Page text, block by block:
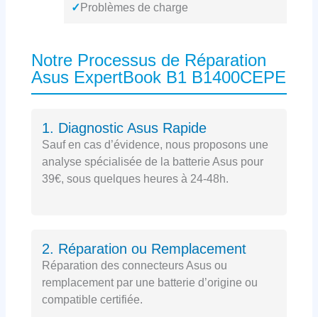
✓ Problèmes de charge
Notre Processus de Réparation
Asus ExpertBook B1 B1400CEPE
1. Diagnostic Asus Rapide
Sauf en cas d’évidence, nous proposons une
analyse spécialisée de la batterie Asus pour
39€, sous quelques heures à 24-48h.
2. Réparation ou Remplacement
Réparation des connecteurs Asus ou
remplacement par une batterie d’origine ou
compatible certifiée.